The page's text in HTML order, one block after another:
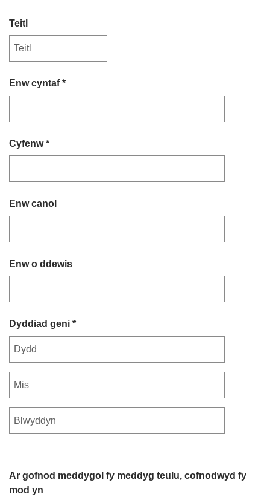
Teitl
Enw cyntaf *
Cyfenw *
Enw canol
Enw o ddewis
Dyddiad geni *
Ar gofnod meddygol fy meddyg teulu, cofnodwyd fy
mod yn